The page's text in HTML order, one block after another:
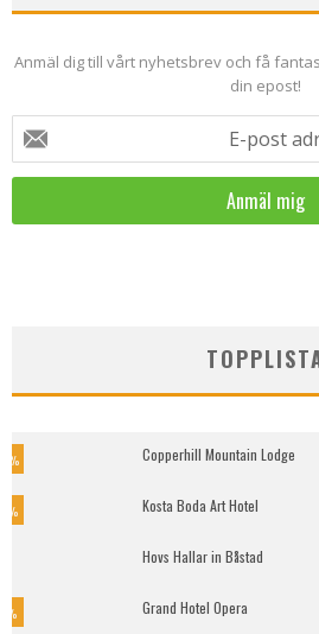
Anmäl dig till vårt nyhetsbrev och få
din epost!
E-post
% Copperhill Mountain Lodge
% Kosta Boda Art Hotel
Hovs Hallar in Båstad
% Grand Hotel Opera